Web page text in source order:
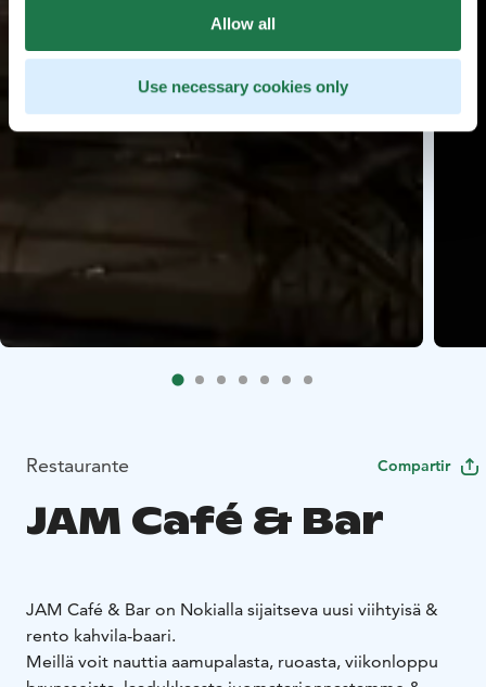
Allow all
Use necessary cookies only
Restaurante Compartir
JAM Café & Bar
JAM Café & Bar on Nokialla sijaitseva uusi viihtyisä &
rento kahvila-baari.
Meillä voit nauttia aamupalasta, ruoasta, viikonloppu